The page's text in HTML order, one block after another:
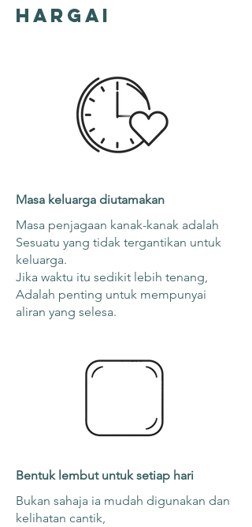
hargai
Masa keluarga diutamakan
Masa penjagaan kanak-kanak adalah
Sesuatu yang tidak tergantikan untuk
keluarga.
Jika waktu itu sedikit lebih tenang,
Adalah penting untuk mempunyai
aliran yang selesa.
Bentuk lembut untuk setiap hari
Bukan sahaja ia mudah digunakan dan
kelihatan cantik,